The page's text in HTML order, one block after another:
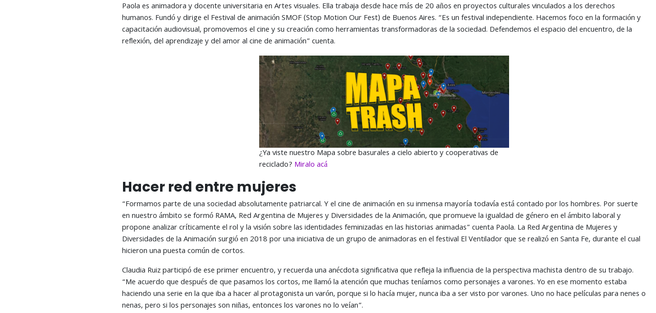
Paola es animadora y docente universitaria en Artes visuales. Ella trabaja desde hace más de 20 años en proyectos culturales vinculados a los derechos
humanos. Fundó y dirige el Festival de animación SMOF (Stop Motion Our Fest) de Buenos Aires. “Es un festival independiente. Hacemos foco en la formación y
capacitación audiovisual, promovemos el cine y su creación como herramientas transformadoras de la sociedad. Defendemos el espacio del encuentro, de la
reflexión, del aprendizaje y del amor al cine de animación” cuenta.
¿Ya viste nuestro Mapa sobre basurales a cielo abierto y cooperativas de
reciclado? Miralo acá
Hacer red entre mujeres
“Formamos parte de una sociedad absolutamente patriarcal. Y el cine de animación en su inmensa mayoría todavía está contado por los hombres. Por suerte
en nuestro ámbito se formó RAMA, Red Argentina de Mujeres y Diversidades de la Animación, que promueve la igualdad de género en el ámbito laboral y
propone analizar críticamente el rol y la visión sobre las identidades feminizadas en las historias animadas” cuenta Paola. La Red Argentina de Mujeres y
Diversidades de la Animación surgió en 2018 por una iniciativa de un grupo de animadoras en el festival El Ventilador que se realizó en Santa Fe, durante el cual
hicieron una puesta común de cortos.
Claudia Ruiz participó de ese primer encuentro, y recuerda una anécdota significativa que refleja la influencia de la perspectiva machista dentro de su trabajo.
“Me acuerdo que después de que pasamos los cortos, me llamó la atención que muchas teníamos como personajes a varones. Yo en ese momento estaba
haciendo una serie en la que iba a hacer al protagonista un varón, porque si lo hacía mujer, nunca iba a ser visto por varones. Uno no hace películas para nenes o
nenas, pero si los personajes son niñas, entonces los varones no lo veían”.